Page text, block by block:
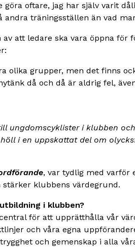
göra oftare, jag har själv varit
andra träningsställen än vad
att ledare ska vara öppna för
olika grupper, men det finns
då och då är aldrig fel,
ungdomscyklister i klubben
i en uppskattat del om
, var tydlig med varför
klubbens värdegrund.
i klubben?
för att upprätthålla vår
och våra egna
och gemenskap i alla